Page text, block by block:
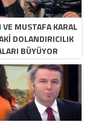
VE MUSTAFA KARAL
DOLANDIRICILIK
BÜYÜYOR